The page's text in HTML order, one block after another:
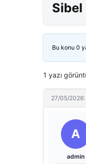
Sibel
Bu konu 0
1 yazı
27/05/
A
admin